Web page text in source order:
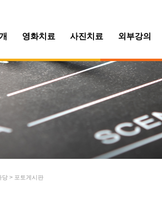
영화치료 사진치료 외부강의
당 > 포토게시판